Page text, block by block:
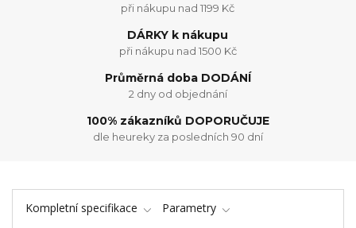
při nákupu nad 1199 Kč
DÁRKY k nákupu
při nákupu nad 1500 Kč
Průměrná doba DODÁNÍ
2 dny od objednání
100% zákazníků DOPORUČUJE
dle heureky za posledních 90 dní
Kompletní specifikace
Parametry